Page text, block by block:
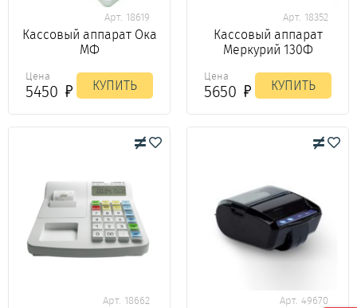
Арт. 18619
Кассовый аппарат Ока
МФ
Цена
5450 КУПИТЬ
Арт. 18352
Кассовый аппарат
Меркурий 130Ф
Цена
5650 КУПИТЬ
Арт. 18662 Арт. 49670